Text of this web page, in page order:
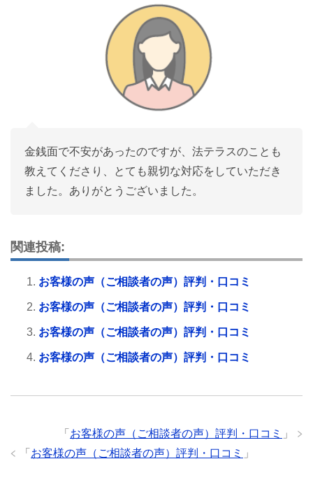
金銭面で不安があったのですが、法テラスのことも
教えてくださり、とても親切な対応をしていただき
ました。ありがとうございました。
関連投稿:
お客様の声（ご相談者の声）評判・口コミ
お客様の声（ご相談者の声）評判・口コミ
お客様の声（ご相談者の声）評判・口コミ
お客様の声（ご相談者の声）評判・口コミ
「 お客様の声（ご相談者の声）評判・口コミ
」
「 お客様の声（ご相談者の声）評判・口コミ 」